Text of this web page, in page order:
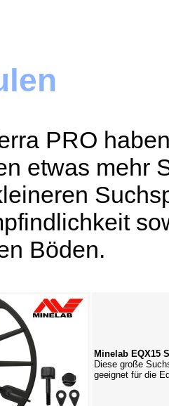
PRO
etwas mehr
Böden.
Minelab EQX15
Diese große
geeignet für die